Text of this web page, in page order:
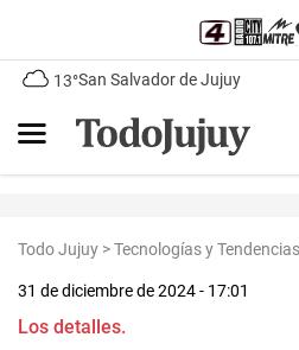
13°San Salvador de Jujuy
Todo Jujuy >Tecnologías y Tendencias
31 de diciembre de 2024 - 17:01
Los detalles.